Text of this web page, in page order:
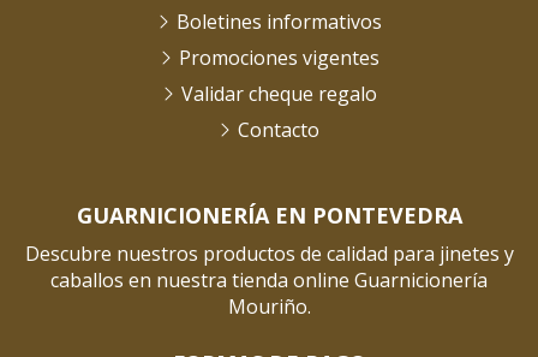
GUARNICIONERÍA EN PONTEVEDRA
Descubre nuestros productos de calidad para jinetes y
caballos en nuestra tienda online Guarnicionería
Mouriño.
Boletines informativos
Promociones vigentes
Validar cheque regalo
Contacto